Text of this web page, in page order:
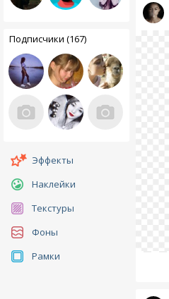
Подписчики (167)
Эффекты
Наклейки
Текстуры
Фоны
Рамки